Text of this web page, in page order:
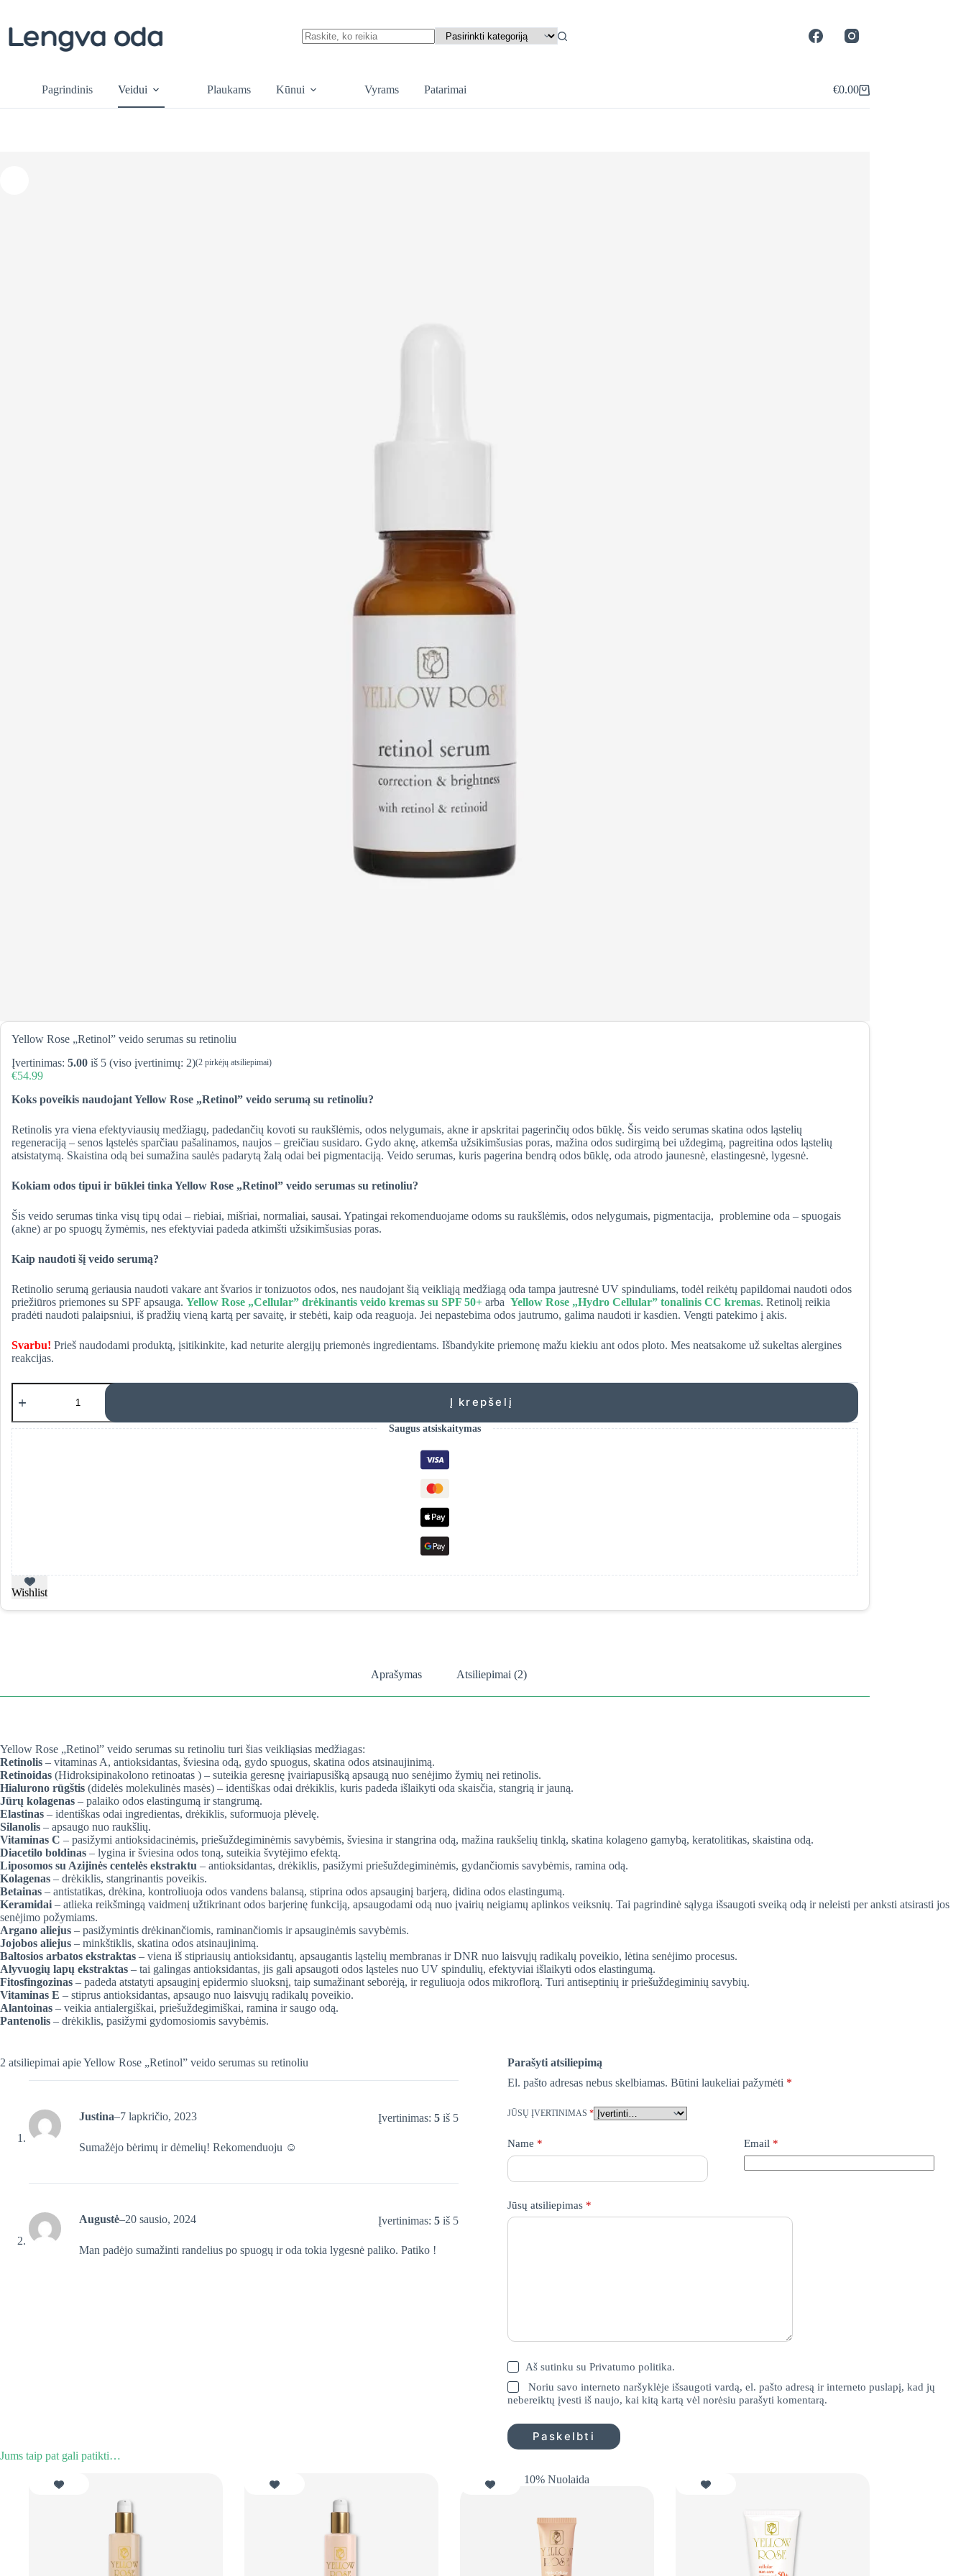
content
Pagrindinis Veidui Plaukams Kūnui Vyrams Patarimai
Shopping
cart
€0.00
Yellow Rose „Retinol” veido serumas su retinoliu
Įvertinimas: 5.00 iš 5 (viso įvertinimų: 2)(2 pirkėjų atsiliepimai)
€54.99
Koks poveikis naudojant Yellow Rose „Retinol” veido serumą su retinoliu?
Retinolis yra viena efektyviausių medžiagų, padedančių kovoti su raukšlėmis, odos nelygumais, akne ir apskritai pagerinčių odos būklę. Šis veido serumas skatina odos ląstelių
regeneraciją – senos ląstelės sparčiau pašalinamos, naujos – greičiau susidaro. Gydo aknę, atkemša užsikimšusias poras, mažina odos sudirgimą bei uždegimą, pagreitina odos ląstelių
atsistatymą. Skaistina odą bei sumažina saulės padarytą žalą odai bei pigmentaciją. Veido serumas, kuris pagerina bendrą odos būklę, oda atrodo jaunesnė, elastingesnė, lygesnė.
Kokiam odos tipui ir būklei tinka Yellow Rose „Retinol” veido serumas su retinoliu?
Šis veido serumas tinka visų tipų odai – riebiai, mišriai, normaliai, sausai. Ypatingai rekomenduojame odoms su raukšlėmis, odos nelygumais, pigmentacija, problemine oda – spuogais
(akne) ar po spuogų žymėmis, nes efektyviai padeda atkimšti užsikimšusias poras.
Kaip naudoti šį veido serumą?
Retinolio serumą geriausia naudoti vakare ant švarios ir tonizuotos odos, nes naudojant šią veikliąją medžiagą oda tampa jautresnė UV spinduliams, todėl reikėtų papildomai naudoti odos
priežiūros priemones su SPF apsauga. Yellow Rose „Cellular” drėkinantis veido kremas su SPF 50+ arba Yellow Rose „Hydro Cellular” tonalinis CC kremas. Retinolį reikia
pradėti naudoti palaipsniui, iš pradžių vieną kartą per savaitę, ir stebėti, kaip oda reaguoja. Jei nepastebima odos jautrumo, galima naudoti ir kasdien. Vengti patekimo į akis.
Svarbu! Prieš naudodami produktą, įsitikinkite, kad neturite alergijų priemonės ingredientams. Išbandykite priemonę mažu kiekiu ant odos ploto. Mes neatsakome už sukeltas alergines
reakcijas.
produkto
kiekis:
Rose
"Retinol"
veido
serumas
su
retinoliu
Į krepšelį
Saugus atsiskaitymas
Wishlist
Aprašymas Atsiliepimai (2)
Yellow Rose „Retinol” veido serumas su retinoliu turi šias veikliąsias medžiagas:
Retinolis – vitaminas A, antioksidantas, šviesina odą, gydo spuogus, skatina odos atsinaujinimą.
Retinoidas (Hidroksipinakolono retinoatas ) – suteikia geresnę įvairiapusišką apsaugą nuo senėjimo žymių nei retinolis.
Hialurono rūgštis (didelės molekulinės masės) – identiškas odai drėkiklis, kuris padeda išlaikyti oda skaisčia, stangrią ir jauną.
Jūrų kolagenas – palaiko odos elastingumą ir stangrumą.
Elastinas – identiškas odai ingredientas, drėkiklis, suformuoja plėvelę.
Silanolis – apsaugo nuo raukšlių.
Vitaminas C – pasižymi antioksidacinėmis, priešuždegiminėmis savybėmis, šviesina ir stangrina odą, mažina raukšelių tinklą, skatina kolageno gamybą, keratolitikas, skaistina odą.
Diacetilo boldinas – lygina ir šviesina odos toną, suteikia švytėjimo efektą.
Liposomos su Azijinės centelės ekstraktu – antioksidantas, drėkiklis, pasižymi priešuždegiminėmis, gydančiomis savybėmis, ramina odą.
Kolagenas – drėkiklis, stangrinantis poveikis.
Betainas – antistatikas, drėkina, kontroliuoja odos vandens balansą, stiprina odos apsauginį barjerą, didina odos elastingumą.
Keramidai – atlieka reikšmingą vaidmenį užtikrinant odos barjerinę funkciją, apsaugodami odą nuo įvairių neigiamų aplinkos veiksnių. Tai pagrindinė sąlyga išsaugoti sveiką odą ir neleisti per anksti atsirasti jos
senėjimo požymiams.
Argano aliejus – pasižymintis drėkinančiomis, raminančiomis ir apsauginėmis savybėmis.
Jojobos aliejus – minkštiklis, skatina odos atsinaujinimą.
Baltosios arbatos ekstraktas – viena iš stipriausių antioksidantų, apsaugantis ląstelių membranas ir DNR nuo laisvųjų radikalų poveikio, lėtina senėjimo procesus.
Alyvuogių lapų ekstraktas – tai galingas antioksidantas, jis gali apsaugoti odos ląsteles nuo UV spindulių, efektyviai išlaikyti odos elastingumą.
Fitosfingozinas – padeda atstatyti apsauginį epidermio sluoksnį, taip sumažinant seborėją, ir reguliuoja odos mikroflorą. Turi antiseptinių ir priešuždegiminių savybių.
Vitaminas E – stiprus antioksidantas, apsaugo nuo laisvųjų radikalų poveikio.
Alantoinas – veikia antialergiškai, priešuždegimiškai, ramina ir saugo odą.
Pantenolis – drėkiklis, pasižymi gydomosiomis savybėmis.
2 atsiliepimai apieYellow Rose „Retinol” veido serumas su retinoliu
Įvertinimas:5 iš 5
Justina–7 lapkričio, 2023
Sumažėjo bėrimų ir dėmelių! Rekomenduoju ☺️
Įvertinimas:5 iš 5
Augustė–20 sausio, 2024
Man padėjo sumažinti randelius po spuogų ir oda tokia lygesnė paliko. Patiko !
Parašyti atsiliepimą
El. pašto adresas nebus skelbiamas. Būtini laukeliai pažymėti *
JŪSŲ ĮVERTINIMAS *
Name * Email *
Jūsų atsiliepimas *
Aš sutinku su Privatumo politika.
Noriu savo interneto naršyklėje išsaugoti vardą, el. pašto adresą ir interneto puslapį, kad jų
nebereiktų įvesti iš naujo, kai kitą kartą vėl norėsiu parašyti komentarą.
Paskelbti
Jums taip pat gali patikti…
10% Nuolaida